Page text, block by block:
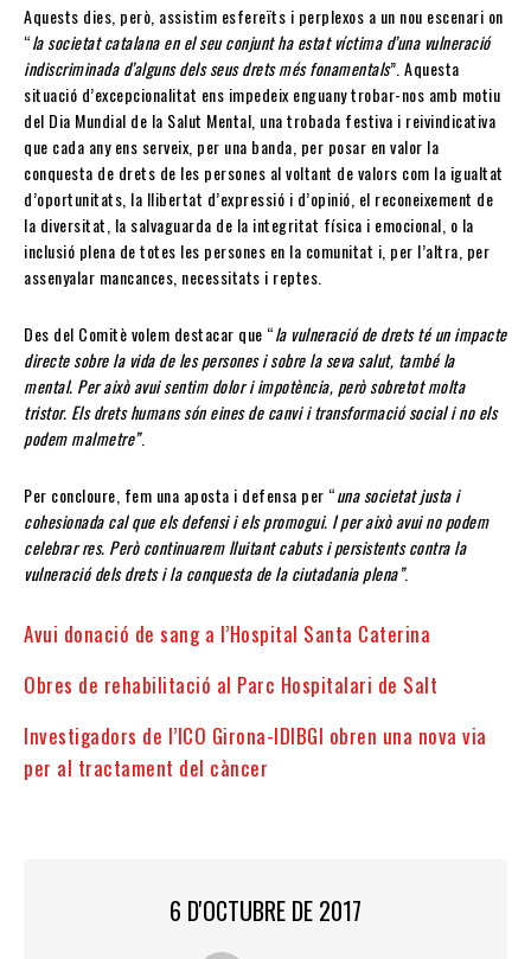
Aquests dies, però, assistim esfereïts i perplexos a un nou escenari on
“la societat catalana en el seu conjunt ha estat víctima d’una vulneració
indiscriminada d’alguns dels seus drets més fonamentals”. Aquesta
situació d’excepcionalitat ens impedeix enguany trobar-nos amb motiu
del Dia Mundial de la Salut Mental, una trobada festiva i reivindicativa
que cada any ens serveix, per una banda, per posar en valor la
conquesta de drets de les persones al voltant de valors com la igualtat
d’oportunitats, la llibertat d’expressió i d’opinió, el reconeixement de
la diversitat, la salvaguarda de la integritat física i emocional, o la
inclusió plena de totes les persones en la comunitat i, per l’altra, per
assenyalar mancances, necessitats i reptes.
Des del Comitè volem destacar que “la vulneració de drets té un impacte
directe sobre la vida de les persones i sobre la seva salut, també la
mental. Per això avui sentim dolor i impotència, però sobretot molta
tristor. Els drets humans són eines de canvi i transformació social i no els
podem malmetre”.
Per concloure, fem una aposta i defensa per “una societat justa i
cohesionada cal que els defensi i els promogui. I per això avui no podem
celebrar res. Però continuarem lluitant cabuts i persistents contra la
vulneració dels drets i la conquesta de la ciutadania plena”.
Avui donació de sang a l’Hospital Santa Caterina
Obres de rehabilitació al Parc Hospitalari de Salt
Investigadors de l’ICO Girona-IDIBGI obren una nova via
per al tractament del càncer
6 D'OCTUBRE DE 2017